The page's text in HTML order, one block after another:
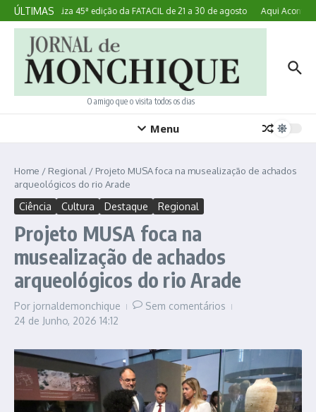
Ir para o conteúdo
ÚLTIMAS
Lagoa realiza 45ª edição da FATACIL de 21 a 30 de agosto Aqui
O amigo que o visita todos os dias
Menu
Home / Regional / Projeto MUSA foca na musealização de achados
arqueológicos do rio Arade
Ciência Cultura Destaque Regional
Projeto MUSA foca na
musealização de achados
arqueológicos do rio Arade
Por jornaldemonchique
Sem comentários
24 de Junho, 2026 14:12